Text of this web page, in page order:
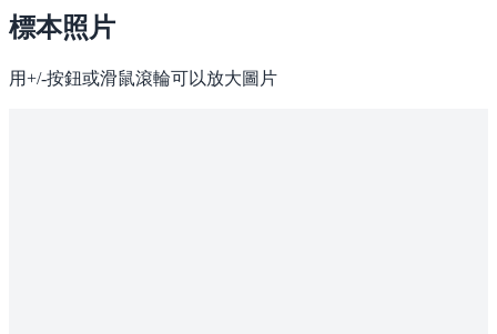
標本照片
用+/-按鈕或滑鼠滾輪可以放大圖片